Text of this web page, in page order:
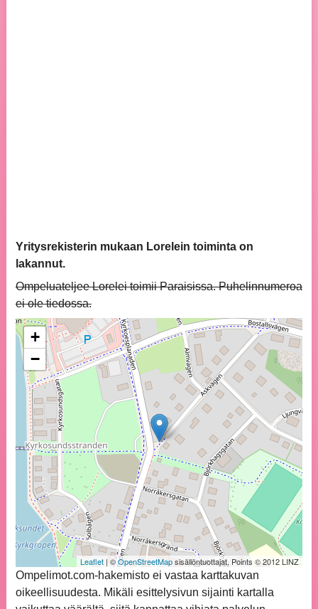
Yritysrekisterin mukaan Lorelein toiminta on
lakannut.
Ompeluateljee Lorelei toimii Paraisissa. Puhelinnumeroa
ei ole tiedossa.
+
−
Leaflet | ©OpenStreetMapsisällöntuottajat, Points © 2012 LINZ
Ompelimot.com-hakemisto ei vastaa karttakuvan
oikeellisuudesta. Mikäli esittelysivun sijainti kartalla